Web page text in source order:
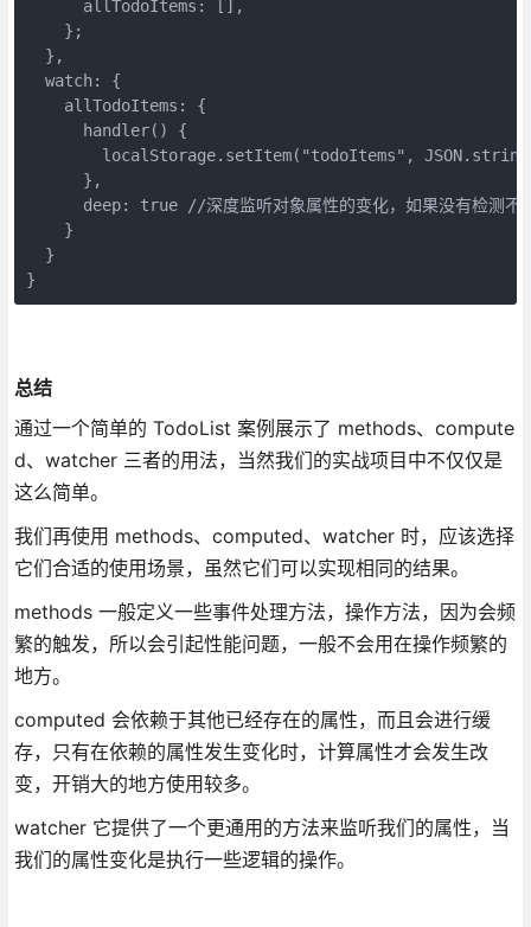
      allTodoItems: [],
    };
  },
  watch: {
    allTodoItems: {
      handler() {
localStorage.setItem("todoItems",
      },
deep: true //深度监听对象属性的变化，如果没有检测不
    }
  }
}
总结
通过一个简单的 TodoList 案例展示了 methods、compute
d、watcher 三者的用法，当然我们的实战项目中不仅仅是
这么简单。
我们再使用 methods、computed、watcher 时，应该选择
它们合适的使用场景，虽然它们可以实现相同的结果。
methods 一般定义一些事件处理方法，操作方法，因为会频
繁的触发，所以会引起性能问题，一般不会用在操作频繁的
地方。
computed 会依赖于其他已经存在的属性，而且会进行缓
存，只有在依赖的属性发生变化时，计算属性才会发生改
变，开销大的地方使用较多。
watcher 它提供了一个更通用的方法来监听我们的属性，当
我们的属性变化是执行一些逻辑的操作。